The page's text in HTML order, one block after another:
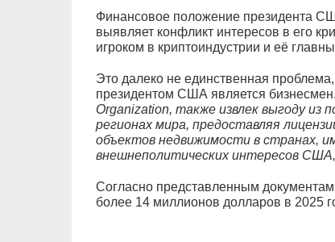
Финансовое положение президента
выявляет конфликт интересов в его
игроком в криптоиндустрии и её
Это далеко не единственная
президентом США является бизнесмен.
Organization, также извлек выгоду из
регионах мира, предоставляя
объектов недвижимости в странах,
внешнеполитических интересов
Согласно представленным
более 14 миллионов долларов в 2025